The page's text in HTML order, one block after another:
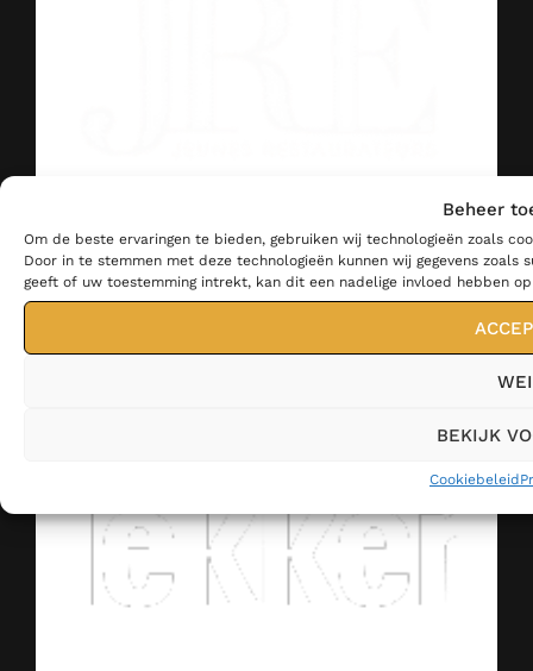
Beheer
Om de beste ervaringen te bieden, gebruiken wij technologieën zoals
Door in te stemmen met deze technologieën kunnen wij gegevens
geeft of uw toestemming intrekt, kan dit een nadelige invloed hebben
BEKIJK
Cookiebeleid